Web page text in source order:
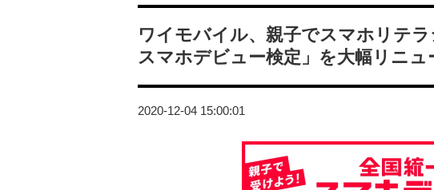
ワイモバイル、親子でスマホリテ
スマホデビュー検定」を大幅リニュ
2020-12-04 15:00:01